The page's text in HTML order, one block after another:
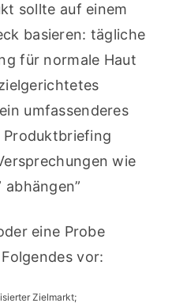
sollte auf einem
basieren: tägliche
für normale Haut
umfassenderes
wie
eine Probe
vor:
Zielmarkt;